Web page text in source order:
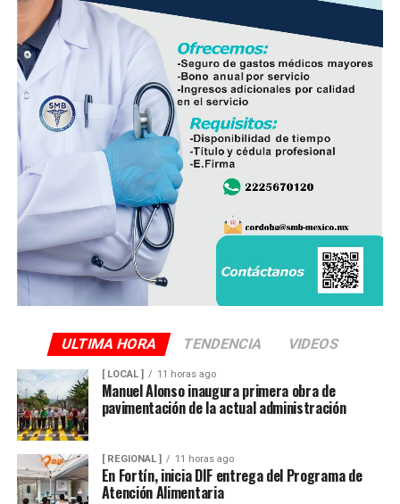
ULTIMA HORA TENDENCIA VIDEOS
[ LOCAL ] 11 horas ago
Manuel Alonso inaugura primera obra de
pavimentación de la actual administración
[ REGIONAL ] 11 horas ago
En Fortín, inicia DIF entrega del Programa de
Atención Alimentaria